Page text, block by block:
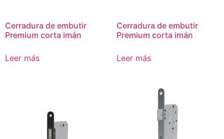
Cerradura de embutir
Premium corta imán
Leer más
Cerradura de embutir
Premium corta imán
Leer más